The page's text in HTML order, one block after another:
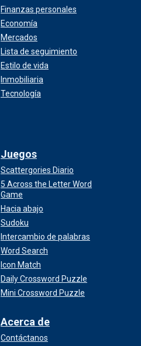
Finanzas personales
Economía
Mercados
Lista de seguimiento
Estilo de vida
Inmobiliaria
Tecnología
Juegos
Scattergories Diario
5 Across the Letter Word
Game
Hacia abajo
Sudoku
Intercambio de palabras
Word Search
Icon Match
Daily Crossword Puzzle
Mini Crossword Puzzle
Acerca de
Contáctanos